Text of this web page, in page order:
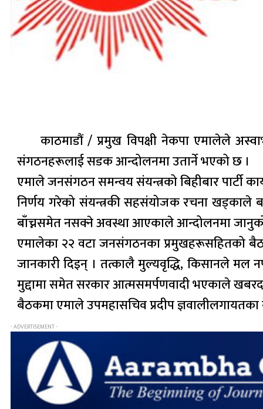
काठमाडौं / प्रमुख विपक्षी नेकपा एमालेले
संगठनहरूलाई सडक आन्दोलनमा उतार्ने भएको छ ।
एमाले जनसंगठन समन्वय संयन्त्रको बिहीबार
निर्णय गरेको संयन्त्रकी सहसंयोजक रचना खड्काले
बाँच्नसमेत नसक्ने अवस्था आएकाले आन्दोलनमा
एमालेका २२ वटा जनसंगठनका प्रमुखहरूसहितको
जानकारी दिइन् । तत्कालै मुल्यवृद्धि, किसानले मल
मुद्दामा समेत सरकार आत्मसमर्पणवादी भएकाले
बैठकमा एमाले उपमहासचिव प्रदीप
- ADVERTISEMENT -